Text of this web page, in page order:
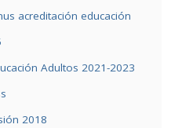
acreditación educación
Adultos 2021-2023
2018